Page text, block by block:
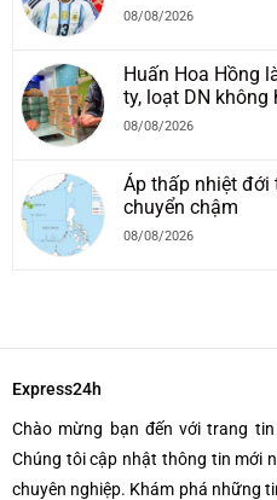
08/08/2026
Huấn Hoa Hồng
ty, loạt DN
08/08/2026
Áp thấp nhiệt đới
chuyển chậm
08/08/2026
Express24h
Chào mừng bạn đến với trang
Chúng tôi cập nhật thông tin mới
chuyên nghiệp. Khám phá những